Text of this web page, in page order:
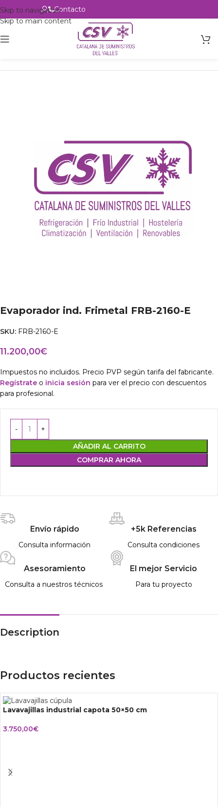
Skip to navigation
Skip to main content
Contacto
Intercambio
Evaporador ind. Frimetal FRB-2160-E
SKU: FRB-2160-E
11.200,00€
Impuestos no incluidos. Precio PVP según tarifa del fabricante.
Regístrate o inicia sesión para ver el precio con descuentos
para profesional.
AÑADIR AL CARRITO
COMPRAR AHORA
Envío rápido
Consulta información
+5k Referencias
Consulta condiciones
Asesoramiento
Consulta a nuestros técnicos
El mejor Servicio
Para tu proyecto
Description
Productos recientes
Lavavajillas industrial capota 50×50 cm
3.750,00€